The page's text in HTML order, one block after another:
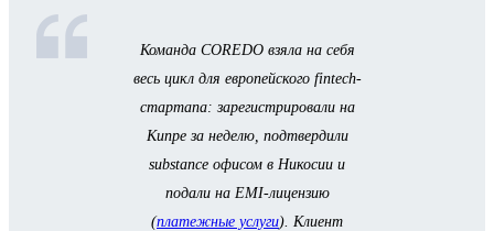
Команда COREDO взяла на себя
весь цикл для европейского fintech-
стартапа: зарегистрировали на
Кипре за неделю, подтвердили
substance офисом в Никосии и
подали на EMI-лицензию
(платежные услуги). Клиент